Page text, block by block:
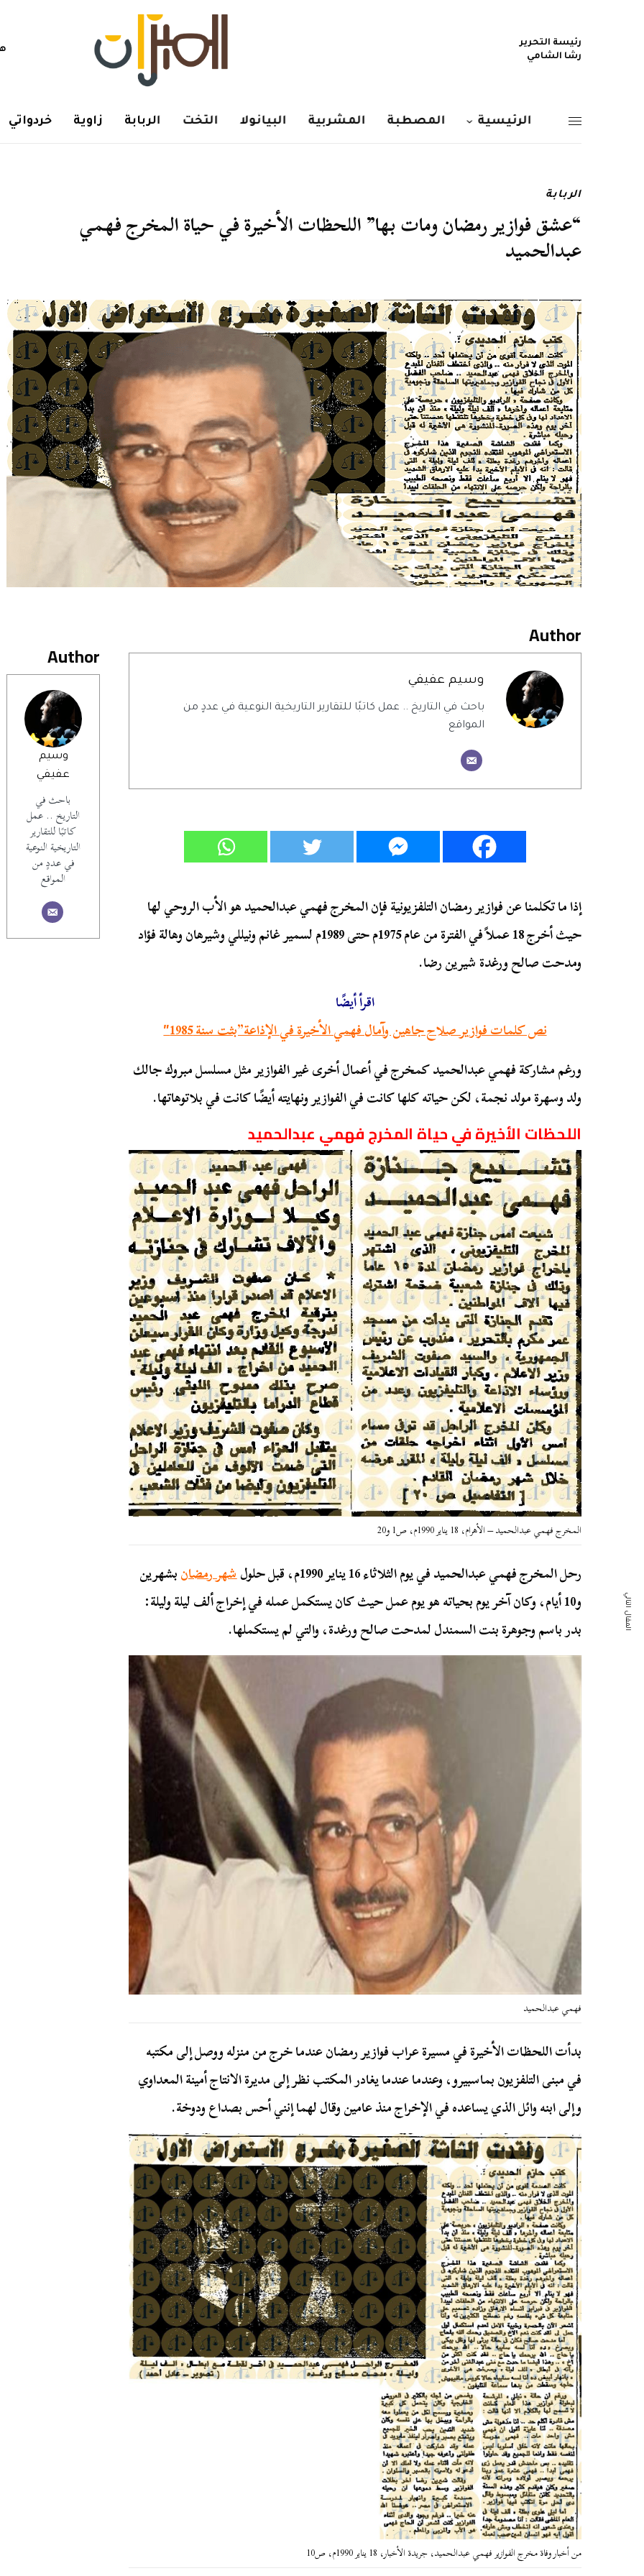
رئيسة التحرير
رشا الشامي
الرئيسية المصطبة المشربية البيانولا التخت الربابة زاوية خردواتي
الربابة
“عشق فوازير رمضان ومات بها” اللحظات الأخيرة في حياة المخرج فهمي
عبدالحميد
Author
وسيم
عفيفي
باحث في
التاريخ .. عمل
كاتبًا للتقارير
التاريخية النوعية
في عددٍ من
المواقع
Author
وسيم عفيفي
باحث في التاريخ .. عمل كاتبًا للتقارير التاريخية النوعية في عددٍ من
المواقع
إذا ما تكلمنا عن فوازير رمضان التلفزيونية فإن المخرج فهمي عبدالحميد هو الأب الروحي لها
حيث أخرج 18 عملاً في الفترة من عام 1975م حتى 1989م لسمير غانم ونيللي وشيرهان وهالة فؤاد
ومدحت صالح ورغدة شيرين رضا.
اقرأ أيضًا
نص كلمات فوازير صلاح جاهين وآمال فهمي الأخيرة في الإذاعة”بثت سنة 1985″
ورغم مشاركة فهمي عبدالحميد كمخرج في أعمال أخرى غير الفوازير مثل مسلسل مبروك جالك
ولد وسهرة مولد نجمة، لكن حياته كلها كانت في الفوازير ونهايته أيضًا كانت في بلاتوهاتها.
اللحظات الأخيرة في حياة المخرج فهمي عبدالحميد
المخرج فهمي عبدالحميد – الأهرام، 18 يناير 1990م، ص1 و20
رحل المخرج فهمي عبدالحميد في يوم الثلاثاء 16 يناير 1990م، قبل حلول شهر رمضانبشهرين
و10 أيام، وكان آخر يوم بحياته هو يوم عمل حيث كان يستكمل عمله في إخراج ألف ليلة وليلة:
بدر باسم وجوهرة بنت السمندل لمدحت صالح ورغدة، والتي لم يستكملها.
فهمي عبدالحميد
بدأت اللحظات الأخيرة في مسيرة عراب فوازير رمضان عندما خرج من منزله ووصل إلى مكتبه
في مبنى التلفزيون بماسبيرو، وعندما عندما يغادر المكتب نظر إلى مديرة الانتاج أمينة المعداوي
وإلى ابنه وائل الذي يساعده في الإخراج منذ عامين وقال لهما إنني أحس بصداع ودوخة.
من أخبار وفاة مخرج الفوازير فهمي عبدالحميد، جريدة الأخبار، 18 يناير 1990م، ص10
المقال التالي